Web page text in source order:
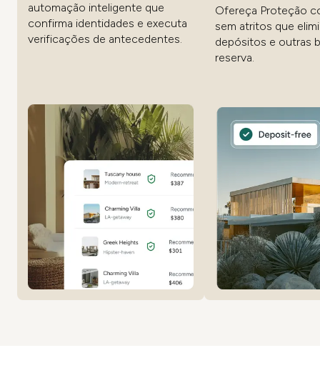
automação inteligente que
confirma identidades e executa
verificações de antecedentes.
Ofereça Proteção
sem atritos que
depósitos e outras
reserva.